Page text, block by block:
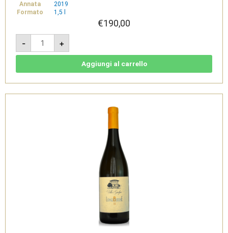
Annata
2019
Formato
1,5 l
€190,00
-
Lessona
DOC
2019
Magnum
quantità
+
Aggiungi al carrello